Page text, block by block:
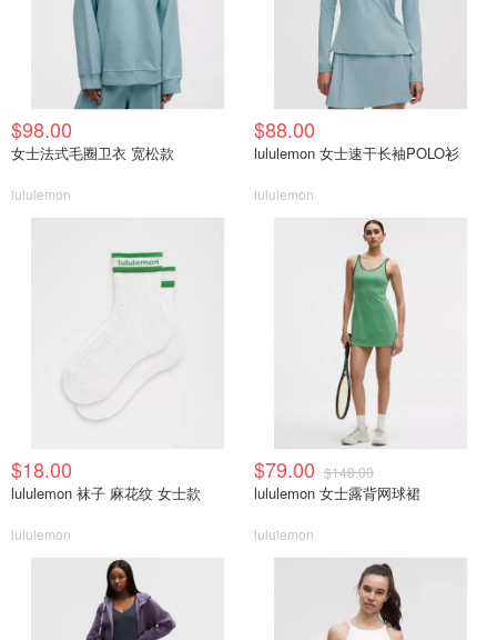
$98.00
女士法式毛圈卫衣 宽松款
lululemon
$88.00
lululemon 女士速干长袖POLO衫
lululemon
$18.00
lululemon 袜子 麻花纹 女士款
lululemon
$79.00 $148.00
lululemon 女士露背网球裙
lululemon